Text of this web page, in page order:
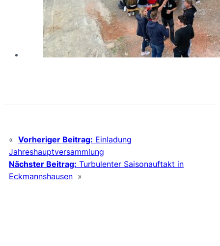
« Vorheriger Beitrag: Einladung
Jahreshauptversammlung
Nächster Beitrag: Turbulenter Saisonauftakt in
Eckmannshausen »